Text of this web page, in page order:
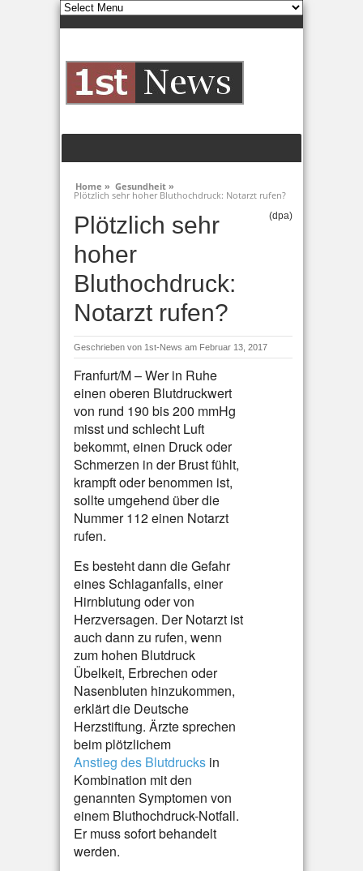
Home » Gesundheit »
Plötzlich sehr hoher Bluthochdruck: Notarzt rufen?
Plötzlich sehr
hoher
Bluthochdruck:
Notarzt rufen?
(dpa)
Geschrieben von 1st-News am Februar 13, 2017
Franfurt/M – Wer in Ruhe
einen oberen Blutdruckwert
von rund 190 bis 200 mmHg
misst und schlecht Luft
bekommt, einen Druck oder
Schmerzen in der Brust fühlt,
krampft oder benommen ist,
sollte umgehend über die
Nummer 112 einen Notarzt
rufen.
Es besteht dann die Gefahr
eines Schlaganfalls, einer
Hirnblutung oder von
Herzversagen. Der Notarzt ist
auch dann zu rufen, wenn
zum hohen Blutdruck
Übelkeit, Erbrechen oder
Nasenbluten hinzukommen,
erklärt die Deutsche
Herzstiftung. Ärzte sprechen
beim plötzlichem
Anstieg des Blutdrucks in
Kombination mit den
genannten Symptomen von
einem Bluthochdruck-Notfall.
Er muss sofort behandelt
werden.